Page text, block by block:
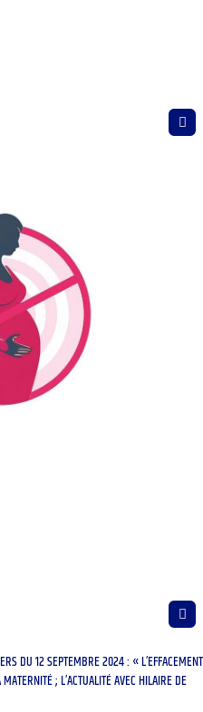
DU 12 SEPTEMBRE 2024 : « L’EFFACEMENT
; L’ACTUALITÉ AVEC HILAIRE DE